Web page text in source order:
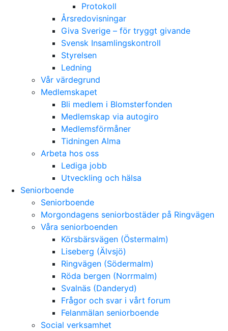
Protokoll
Årsredovisningar
Giva Sverige – för tryggt givande
Svensk Insamlingskontroll
Styrelsen
Ledning
Vår värdegrund
Medlemskapet
Bli medlem i Blomsterfonden
Medlemskap via autogiro
Medlemsförmåner
Tidningen Alma
Arbeta hos oss
Lediga jobb
Utveckling och hälsa
Seniorboende
Seniorboende
Morgondagens seniorbostäder på Ringvägen
Våra seniorboenden
Körsbärsvägen (Östermalm)
Liseberg (Älvsjö)
Ringvägen (Södermalm)
Röda bergen (Norrmalm)
Svalnäs (Danderyd)
Frågor och svar i vårt forum
Felanmälan seniorboende
Social verksamhet